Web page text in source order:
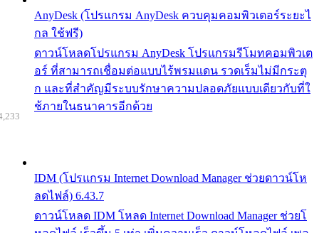
AnyDesk (โปรแกรม AnyDesk ควบคุมคอมพิวเตอร์ระยะไ
กล ใช้ฟรี)
ดาวน์โหลดโปรแกรม AnyDesk โปรแกรมรีโมทคอมพิวเต
อร์ ที่สามารถเชื่อมต่อแบบไร้พรมแดน รวดเร็มไม่มีกระตุ
ก และที่สำคัญมีระบบรักษาความปลอดภัยแบบเดียวกับที่ใ
ช้ภายในธนาคารอีกด้วย
IDM (โปรแกรม Internet Download Manager ช่วยดาวน์โห
ลดไฟล์) 6.43.7
ดาวน์โหลด IDM โหลด Internet Download Manager ช่วยโ